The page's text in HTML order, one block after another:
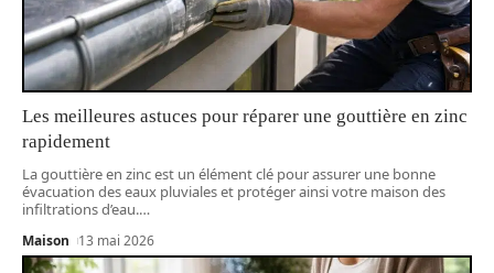
Les meilleures astuces pour réparer une gouttière en zinc
rapidement
La gouttière en zinc est un élément clé pour assurer une bonne
évacuation des eaux pluviales et protéger ainsi votre maison des
infiltrations d’eau.…
Maison 13 mai 2026